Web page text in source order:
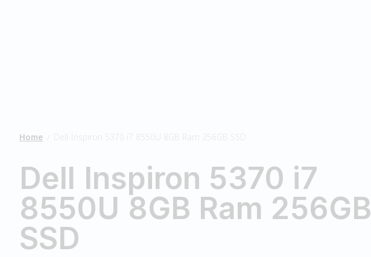
Home Dell Inspiron 5370 i7 8550U 8GB Ram 256GB SSD
Dell Inspiron 5370 i7
8550U 8GB Ram 256GB
SSD